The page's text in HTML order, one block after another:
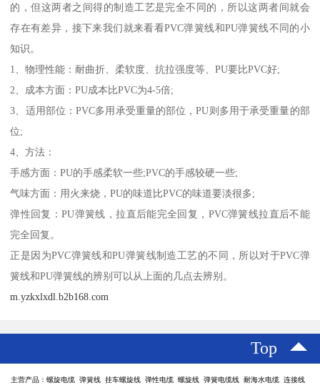
的，但这两者之间得的制造工艺是完全不同的，所以这两者间就会
存在有差异，接下来我们就来看看PVC弹簧线和PU弹簧线不同的小
知识。
1、物理性能：耐曲折、柔软度、抗拉强度等、PU要比PVC好;
2、成本方面：PU成本比PVC为4-5倍;
3、适用部位：PVC多用承受重量的部位，PU则多用于承受重量的部
位;
4、方法：
手感方面：PU的手感柔软一些;PVC的手感较硬一些;
气味方面：用火来烧，PU的味道比PVC的味道要淡很多;
弹性回复：PU弹簧线，拉直后能完全回复，PVC弹簧线拉直后不能
完全回复。
正是因为PVC弹簧线和PU弹簧线制造工艺的不同，所以对于PVC弹
簧线和PU弹簧线的辨别可以从上面的几点去辨别。
m.yzkxlxdl.b2b168.com
Top
主营产品：螺旋电缆 弹簧线 挂车螺旋线 弹性电缆 螺旋线 弹簧电缆线 耐海水电缆 连接线